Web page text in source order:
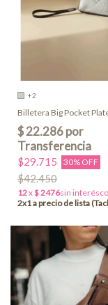
+2
Billetera Big Pocket
$29.715 30% OFF
$42.450